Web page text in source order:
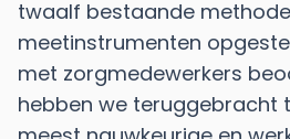
twaalf bestaande
meetinstrumenten
met zorgmedewerkers
hebben we teruggebracht